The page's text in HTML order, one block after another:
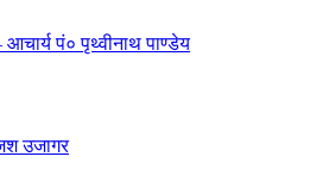
पं० पृथ्वीनाथ पाण्डेय
उजागर